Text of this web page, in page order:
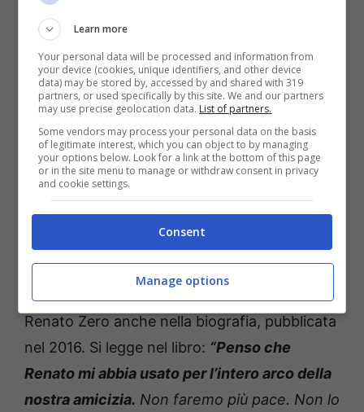
Leggi anche —–> Romina Power, l’ex di Albano
follemente innamorata | Legame
indissolubile
La risposta di Renato Zero
Loredana Bertè ha parlato della lite con
Renato Zero anche nella biografia, pubblicata
nel 2016. Si legge nel libro: “Penso che
Renato mi abbia usato per l’intero arco della
nostra amicizia. Non faremo più pace. Non lo
Learn more
Your personal data will be processed and information from
your device (cookies, unique identifiers, and other device
data) may be stored by, accessed by and shared with 319
partners, or used specifically by this site. We and our partners
may use precise geolocation data. List of partners.
Some vendors may process your personal data on the basis
of legitimate interest, which you can object to by managing
your options below. Look for a link at the bottom of this page
or in the site menu to manage or withdraw consent in privacy
and cookie settings.
Consent
Manage options